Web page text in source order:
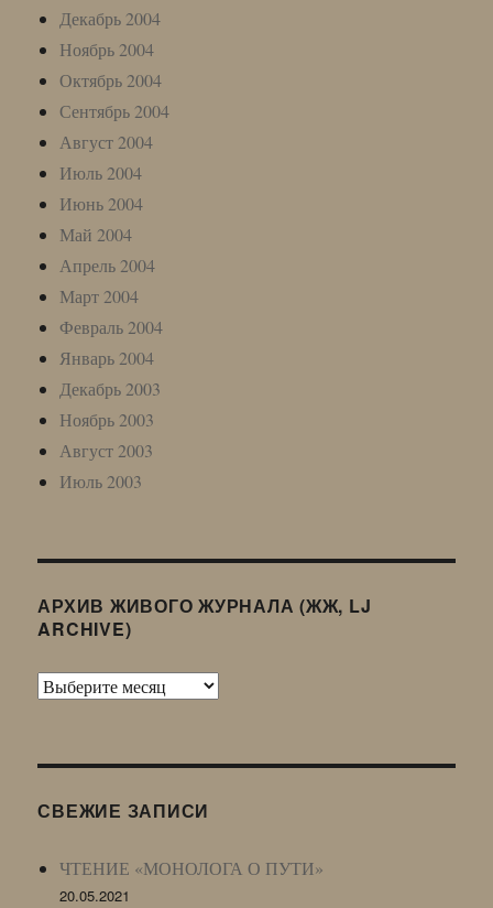
Декабрь 2004
Ноябрь 2004
Октябрь 2004
Сентябрь 2004
Август 2004
Июль 2004
Июнь 2004
Май 2004
Апрель 2004
Март 2004
Февраль 2004
Январь 2004
Декабрь 2003
Ноябрь 2003
Август 2003
Июль 2003
АРХИВ ЖИВОГО ЖУРНАЛА (ЖЖ, LJ
ARCHIVE)
Архив
LJ
СВЕЖИЕ ЗАПИСИ
ЧТЕНИЕ «МОНОЛОГА О ПУТИ»
20.05.2021